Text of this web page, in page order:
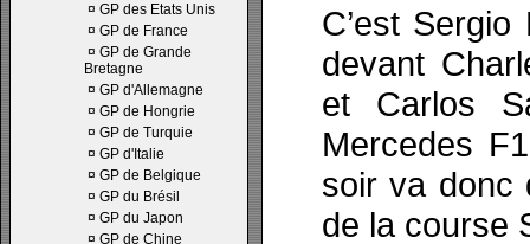
¤ GP des Etats Unis
¤ GP de France
¤ GP de Grande
Bretagne
¤ GP d'Allemagne
¤ GP de Hongrie
¤ GP de Turquie
¤ GP d'Italie
¤ GP de Belgique
¤ GP du Brésil
¤ GP du Japon
¤ GP de Chine
C’est
devant
et Carlos
Mercedes
soir va donc
de la course